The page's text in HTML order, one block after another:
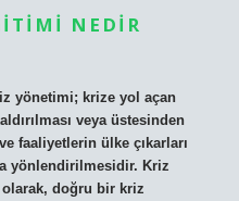
NEDIR
yönetimi; krize yol açan
veya üstesinden
faaliyetlerin ülke çıkarları
yönlendirilmesidir. Kriz
olarak, doğru bir kriz